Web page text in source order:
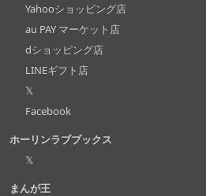
Yahooショッピング店
au PAY マーケット店
dショッピング店
LINEギフト店
𝕏
Facebook
ホーリンラブブックス
𝕏
まんが王